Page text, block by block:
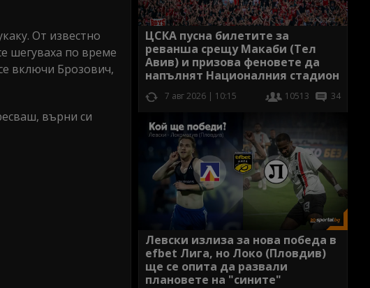
От известно
шегуваха по време
включи Брозович,
върни си
ЦСКА пусна билетите за
реванша срещу Макаби (Тел
Авив) и призова феновете да
напълнят Националния стадион
7 авг 2026 | 10:15 10513 34
Левски излиза за нова победа в
efbet Лига, но Локо (Пловдив)
ще се опита да развали
плановете на "сините"